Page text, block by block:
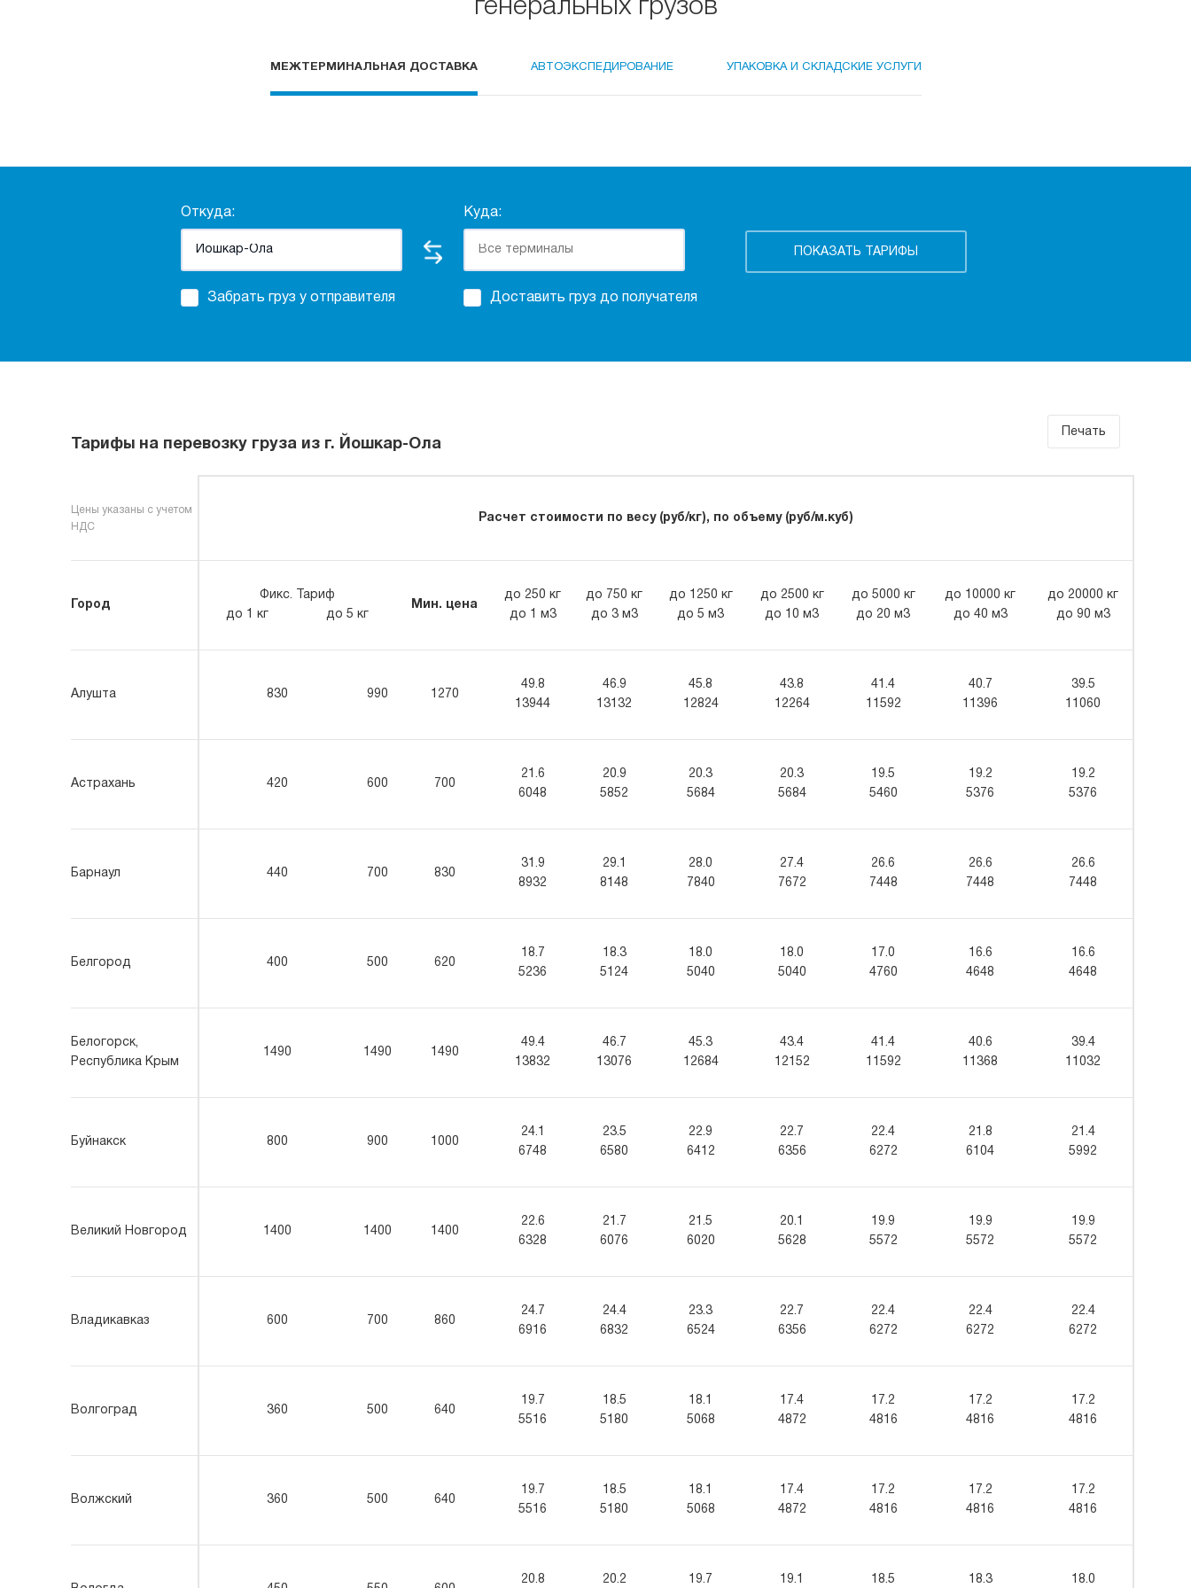
генеральных грузов
МЕЖТЕРМИНАЛЬНАЯ ДОСТАВКА АВТОЭКСПЕДИРОВАНИЕ УПАКОВКА И СКЛАДСКИЕ УСЛУГИ
Откуда:
Забрать груз у отправителя
Куда:
Доставить груз до получателя
Тарифы на перевозку груза из г. Йошкар-Ола
Печать
Цены указаны с учетом
НДС
Расчет стоимости по весу (руб/кг), по объему (руб/м.куб)
Город
Фикс. Тариф
до 1 кг
до 5 кг
Мин. цена
до 250 кг
до 1 м3
до 750 кг
до 3 м3
до 1250 кг
до 5 м3
до 2500 кг
до 10 м3
до 5000 кг
до 20 м3
до 10000 кг
до 40 м3
до 20000 кг
до 90 м3
Алушта 830 990 1270
49.8
13944
46.9
13132
45.8
12824
43.8
12264
41.4
11592
40.7
11396
39.5
11060
Астрахань 420 600 700
21.6
6048
20.9
5852
20.3
5684
20.3
5684
19.5
5460
19.2
5376
19.2
5376
Барнаул 440 700 830
31.9
8932
29.1
8148
28.0
7840
27.4
7672
26.6
7448
26.6
7448
26.6
7448
Белгород 400 500 620
18.7
5236
18.3
5124
18.0
5040
18.0
5040
17.0
4760
16.6
4648
16.6
4648
Белогорск,
Республика Крым
1490 1490 1490
49.4
13832
46.7
13076
45.3
12684
43.4
12152
41.4
11592
40.6
11368
39.4
11032
Буйнакск 800 900 1000
24.1
6748
23.5
6580
22.9
6412
22.7
6356
22.4
6272
21.8
6104
21.4
5992
Великий Новгород 1400 1400 1400
22.6
6328
21.7
6076
21.5
6020
20.1
5628
19.9
5572
19.9
5572
19.9
5572
Владикавказ 600 700 860
24.7
6916
24.4
6832
23.3
6524
22.7
6356
22.4
6272
22.4
6272
22.4
6272
Волгоград 360 500 640
19.7
5516
18.5
5180
18.1
5068
17.4
4872
17.2
4816
17.2
4816
17.2
4816
Волжский 360 500 640
19.7
5516
18.5
5180
18.1
5068
17.4
4872
17.2
4816
17.2
4816
17.2
4816
20.8 20.2 19.7 19.1 18.5 18.3 18.0